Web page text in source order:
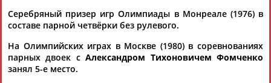
гребле Евгений Дулеев
Серебряный призер Олимпийских игр 1976 года по
лет. Об этом сообщае... ...нии пресс-службы Федерации
гребного спорта России.Дулеевтакже является двукратным
бронзовым призером чемпионатов мира. ...
Серебряный призер игр Олимпиады в Монреале (1976) в
составе парной четвёрки без рулевого.
На Олимпийских играх в Москве (1980) в соревнованиях
парных двоек сАлександром Тихоновичем Фомченко
занял 5-е место.